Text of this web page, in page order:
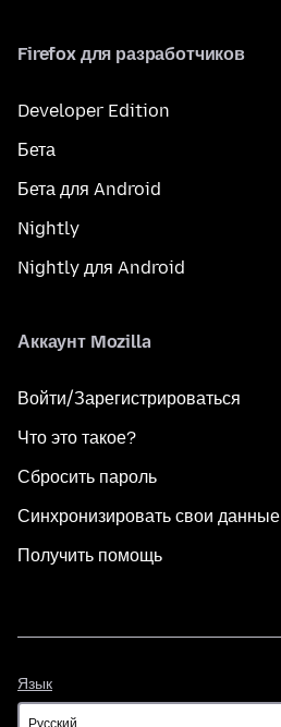
Firefox для разработчиков
Developer Edition
Бета
Бета для Android
Nightly
Nightly для Android
Аккаунт Mozilla
Войти/Зарегистрироваться
Что это такое?
Сбросить пароль
Синхронизировать свои данные
Получить помощь
Язык